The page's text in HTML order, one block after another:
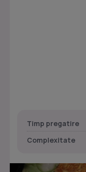
Timp pregatire
Complexitate